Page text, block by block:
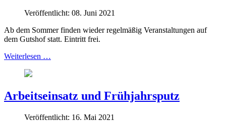
Veröffentlicht: 08. Juni 2021
Ab dem Sommer finden wieder regelmäßig Veranstaltungen auf
dem Gutshof statt. Eintritt frei.
Weiterlesen …
Arbeitseinsatz und Frühjahrsputz
Veröffentlicht: 16. Mai 2021